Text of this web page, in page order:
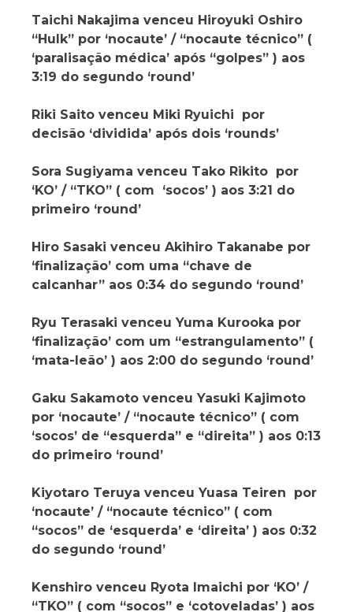
Taichi Nakajima venceu Hiroyuki Oshiro
“Hulk” por ‘nocaute’ / “nocaute técnico” (
‘paralisação médica’ após “golpes” ) aos
3:19 do segundo ‘round’
Riki Saito venceu Miki Ryuichi por
decisão ‘dividida’ após dois ‘rounds’
Sora Sugiyama venceu Tako Rikito por
‘KO’ / “TKO” ( com ‘socos’ ) aos 3:21 do
primeiro ‘round’
Hiro Sasaki venceu Akihiro Takanabe por
‘finalização’ com uma “chave de
calcanhar” aos 0:34 do segundo ‘round’
Ryu Terasaki venceu Yuma Kurooka por
‘finalização’ com um “estrangulamento” (
‘mata-leão’ ) aos 2:00 do segundo ‘round’
Gaku Sakamoto venceu Yasuki Kajimoto
por ‘nocaute’ / “nocaute técnico” ( com
‘socos’ de “esquerda” e “direita” ) aos 0:13
do primeiro ‘round’
Kiyotaro Teruya venceu Yuasa Teiren por
‘nocaute’ / “nocaute técnico” ( com
“socos” de ‘esquerda’ e ‘direita’ ) aos 0:32
do segundo ‘round’
Kenshiro venceu Ryota Imaichi por ‘KO’ /
“TKO” ( com “socos” e ‘cotoveladas’ ) aos